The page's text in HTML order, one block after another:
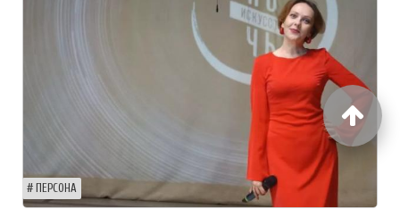
ПЕРСОНА